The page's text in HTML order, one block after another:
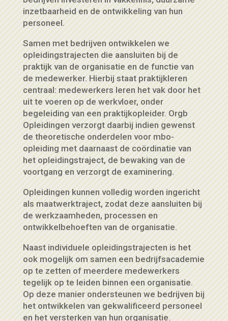
inzetbaarheid en de ontwikkeling van hun
personeel.
Samen met bedrijven ontwikkelen we
opleidingstrajecten die aansluiten bij de
praktijk van de organisatie en de functie van
de medewerker. Hierbij staat praktijkleren
centraal: medewerkers leren het vak door het
uit te voeren op de werkvloer, onder
begeleiding van een praktijkopleider. Orgb
Opleidingen verzorgt daarbij indien gewenst
de theoretische onderdelen voor mbo-
opleiding met daarnaast de coördinatie van
het opleidingstraject, de bewaking van de
voortgang en verzorgt de examinering.
Opleidingen kunnen volledig worden ingericht
als maatwerktraject, zodat deze aansluiten bij
de werkzaamheden, processen en
ontwikkelbehoeften van de organisatie.
Naast individuele opleidingstrajecten is het
ook mogelijk om samen een bedrijfsacademie
op te zetten of meerdere medewerkers
tegelijk op te leiden binnen een organisatie.
Op deze manier ondersteunen we bedrijven bij
het ontwikkelen van gekwalificeerd personeel
en het versterken van hun organisatie.